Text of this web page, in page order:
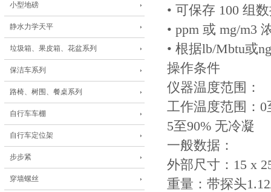
小型地磅
静水力学天平
垃圾箱、果皮箱、花盆系列
保洁车系列
路椅、树围、餐桌系列
自行车车棚
自行车定位架
步步紧
穿墙螺丝
• 可保存 100 组
• ppm 或 mg/m3
• 根据lb/Mbtu或
操作条件
仪器温度范围：
工作温度范围：0
5至90% 无冷凝
一般数据：
外部尺寸：15 x
重量：带探头